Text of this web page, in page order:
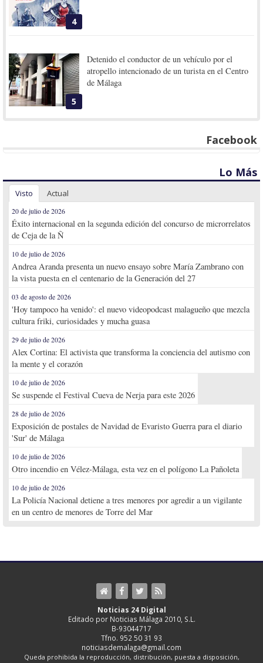
4
5
Detenido el conductor de un vehículo por el
atropello intencionado de un turista en el Centro
de Málaga
Facebook
Lo Más
Visto Actual
20 de julio de 2026
Éxito internacional en la segunda edición del concurso de microrrelatos
de Ceja de la Ñ
10 de julio de 2026
Andrea Aranda presenta un nuevo ensayo sobre María Zambrano con
la vista puesta en el centenario de la Generación del 27
03 de agosto de 2026
'Hoy tampoco ha venido': el nuevo videopodcast malagueño que mezcla
cultura friki, curiosidades y mucha guasa
29 de julio de 2026
Alex Cortina: El activista que transforma la conciencia del autismo con
la mente y el corazón
10 de julio de 2026
Se suspende el Festival Cueva de Nerja para este 2026
28 de julio de 2026
Exposición de postales de Navidad de Evaristo Guerra para el diario
'Sur' de Málaga
10 de julio de 2026
Otro incendio en Vélez-Málaga, esta vez en el polígono La Pañoleta
10 de julio de 2026
La Policía Nacional detiene a tres menores por agredir a un vigilante
en un centro de menores de Torre del Mar
Noticias 24 Digital
Editado por Noticias Málaga 2010, S.L.
B-93044717
Tfno. 952 50 31 93
noticiasdemalaga@gmail.com
Queda prohibida la reproducción, distribución, puesta a disposición,